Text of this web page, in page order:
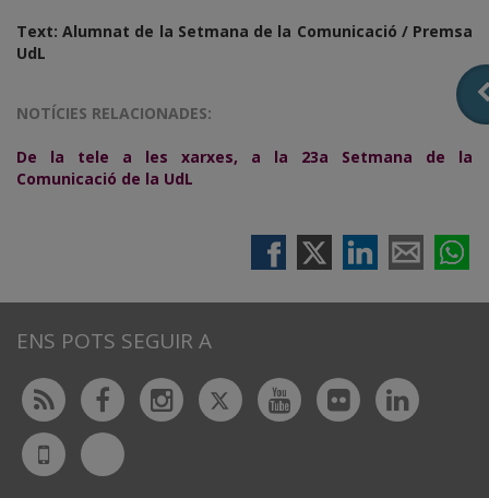
Text: Alumnat de la Setmana de la Comunicació / Premsa
UdL
NOTÍCIES RELACIONADES:
De la tele a les xarxes, a la 23a Setmana de la
Comunicació de la UdL
ENS POTS SEGUIR A
Rss FacebookInstagram
TwitterYoutubeFlickr
UdL
App
Bluesky